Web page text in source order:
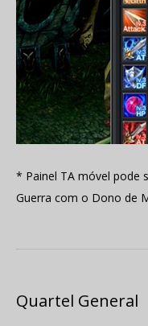
* Painel TA móvel pode
Guerra com o Dono de
Quartel General